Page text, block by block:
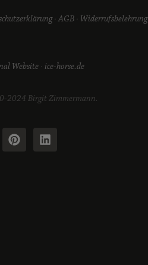
·AGB · Widerrufsbelehrung
Website · ice-horse.de
2024 Birgit Zimmermann.